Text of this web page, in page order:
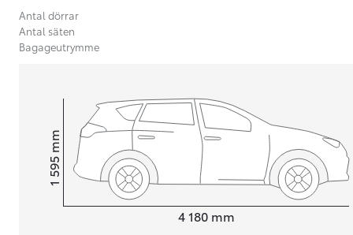
Antal dörrar
Antal säten
Bagageutrymme
4 180 mm
Height1 595
mm